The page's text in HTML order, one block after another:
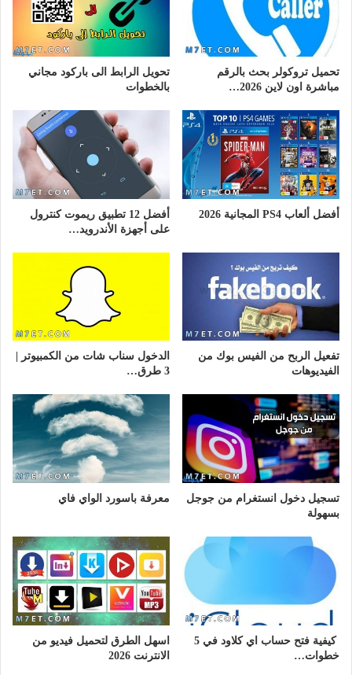
تحميل تروكولر بحث بالرقم
مباشرة اون لاين 2026…
تحويل الرابط الى باركود مجاني
بالخطوات
أفضل ألعاب PS4 المجانية 2026
أفضل 12 تطبيق ريموت كنترول
على أجهزة الأندرويد…
تفعيل الربح من الفيس بوك من
الفيديوهات
الدخول سناب شات من الكمبيوتر |
3 طرق…
تسجيل دخول انستغرام من جوجل
بسهولة
معرفة باسورد الواي فاي
كيفية فتح حساب اي كلاود في 5
خطوات…
اسهل الطرق لتحميل فيديو من
الانترنت 2026